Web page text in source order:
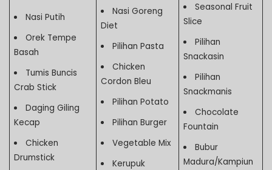
Nasi Putih
Orek Tempe
Basah
Tumis Buncis
Crab Stick
Daging Giling
Kecap
Chicken
Drumstick
Nasi Goreng
Diet
Pilihan Pasta
Chicken
Cordon Bleu
Pilihan Potato
Pilihan Burger
Vegetable Mix
Kerupuk
Seasonal Fruit
Slice
Pilihan
Snackasin
Pilihan
Snackmanis
Chocolate
Fountain
Bubur
Madura/Kampiun